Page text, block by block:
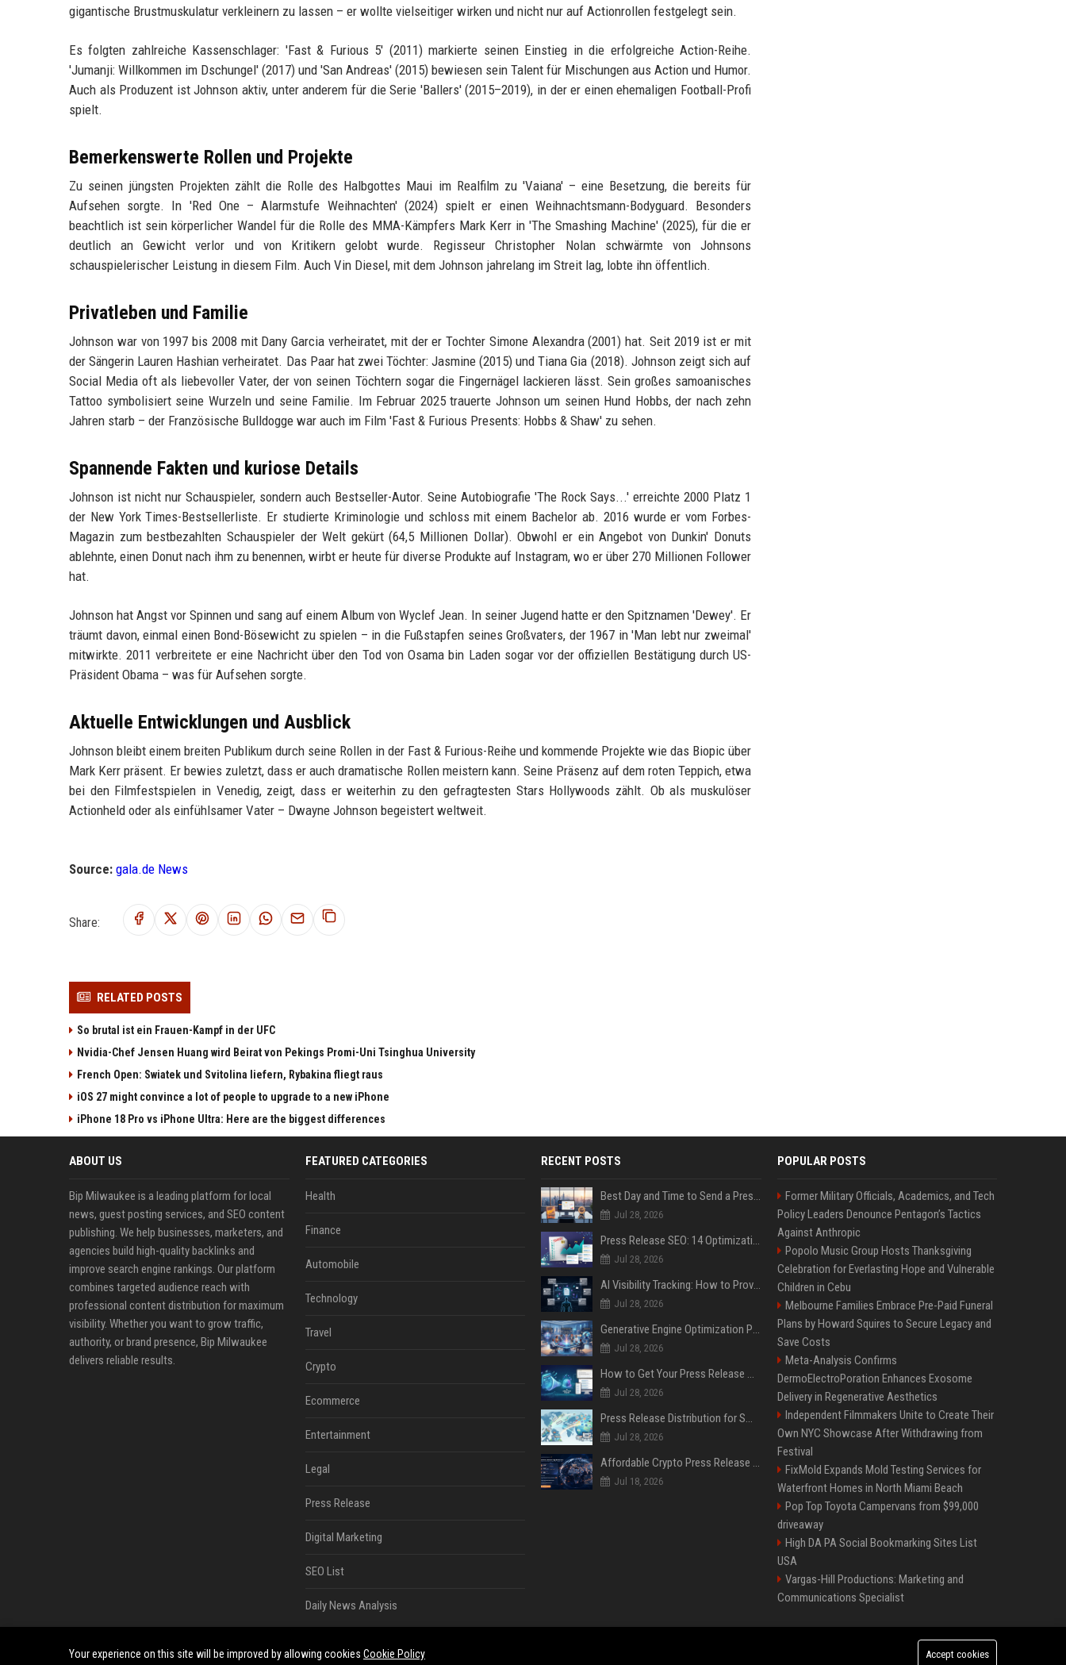
gigantische Brustmuskulatur verkleinern zu lassen – er wollte vielseitiger wirken und nicht nur auf Actionrollen festgelegt sein.
Es folgten zahlreiche Kassenschlager: 'Fast & Furious 5' (2011) markierte seinen Einstieg in die erfolgreiche Action-Reihe.
'Jumanji: Willkommen im Dschungel' (2017) und 'San Andreas' (2015) bewiesen sein Talent für Mischungen aus Action und Humor.
Auch als Produzent ist Johnson aktiv, unter anderem für die Serie 'Ballers' (2015–2019), in der er einen ehemaligen Football-Profi
spielt.
Bemerkenswerte Rollen und Projekte
Zu seinen jüngsten Projekten zählt die Rolle des Halbgottes Maui im Realfilm zu 'Vaiana' – eine Besetzung, die bereits für
Aufsehen sorgte. In 'Red One – Alarmstufe Weihnachten' (2024) spielt er einen Weihnachtsmann-Bodyguard. Besonders
beachtlich ist sein körperlicher Wandel für die Rolle des MMA-Kämpfers Mark Kerr in 'The Smashing Machine' (2025), für die er
deutlich an Gewicht verlor und von Kritikern gelobt wurde. Regisseur Christopher Nolan schwärmte von Johnsons
schauspielerischer Leistung in diesem Film. Auch Vin Diesel, mit dem Johnson jahrelang im Streit lag, lobte ihn öffentlich.
Privatleben und Familie
Johnson war von 1997 bis 2008 mit Dany Garcia verheiratet, mit der er Tochter Simone Alexandra (2001) hat. Seit 2019 ist er mit
der Sängerin Lauren Hashian verheiratet. Das Paar hat zwei Töchter: Jasmine (2015) und Tiana Gia (2018). Johnson zeigt sich auf
Social Media oft als liebevoller Vater, der von seinen Töchtern sogar die Fingernägel lackieren lässt. Sein großes samoanisches
Tattoo symbolisiert seine Wurzeln und seine Familie. Im Februar 2025 trauerte Johnson um seinen Hund Hobbs, der nach zehn
Jahren starb – der Französische Bulldogge war auch im Film 'Fast & Furious Presents: Hobbs & Shaw' zu sehen.
Spannende Fakten und kuriose Details
Johnson ist nicht nur Schauspieler, sondern auch Bestseller-Autor. Seine Autobiografie 'The Rock Says...' erreichte 2000 Platz 1
der New York Times-Bestsellerliste. Er studierte Kriminologie und schloss mit einem Bachelor ab. 2016 wurde er vom Forbes-
Magazin zum bestbezahlten Schauspieler der Welt gekürt (64,5 Millionen Dollar). Obwohl er ein Angebot von Dunkin' Donuts
ablehnte, einen Donut nach ihm zu benennen, wirbt er heute für diverse Produkte auf Instagram, wo er über 270 Millionen Follower
hat.
Johnson hat Angst vor Spinnen und sang auf einem Album von Wyclef Jean. In seiner Jugend hatte er den Spitznamen 'Dewey'. Er
träumt davon, einmal einen Bond-Bösewicht zu spielen – in die Fußstapfen seines Großvaters, der 1967 in 'Man lebt nur zweimal'
mitwirkte. 2011 verbreitete er eine Nachricht über den Tod von Osama bin Laden sogar vor der offiziellen Bestätigung durch US-
Präsident Obama – was für Aufsehen sorgte.
Aktuelle Entwicklungen und Ausblick
Johnson bleibt einem breiten Publikum durch seine Rollen in der Fast & Furious-Reihe und kommende Projekte wie das Biopic über
Mark Kerr präsent. Er bewies zuletzt, dass er auch dramatische Rollen meistern kann. Seine Präsenz auf dem roten Teppich, etwa
bei den Filmfestspielen in Venedig, zeigt, dass er weiterhin zu den gefragtesten Stars Hollywoods zählt. Ob als muskulöser
Actionheld oder als einfühlsamer Vater – Dwayne Johnson begeistert weltweit.
Source: gala.de News
Share:
RELATED POSTS
So brutal ist ein Frauen-Kampf in der UFC
Nvidia-Chef Jensen Huang wird Beirat von Pekings Promi-Uni Tsinghua University
French Open: Swiatek und Svitolina liefern, Rybakina fliegt raus
iOS 27 might convince a lot of people to upgrade to a new iPhone
iPhone 18 Pro vs iPhone Ultra: Here are the biggest differences
ABOUT US
Bip Milwaukee is a leading platform for local
news, guest posting services, and SEO content
publishing. We help businesses, marketers, and
agencies build high-quality backlinks and
improve search engine rankings. Our platform
combines targeted audience reach with
professional content distribution for maximum
visibility. Whether you want to grow traffic,
authority, or brand presence, Bip Milwaukee
delivers reliable results.
FEATURED CATEGORIES
Health
Finance
Automobile
Technology
Travel
Crypto
Ecommerce
Entertainment
Legal
Press Release
Digital Marketing
SEO List
Daily News Analysis
RECENT POSTS
Best Day and Time to Send a Press Release for Media Pick Up
Jul 28, 2026
Press Release SEO: 14 Optimizations That Actually Move Rankings
Jul 28, 2026
AI Visibility Tracking: How to Prove Your PR Got Cited
Jul 28, 2026
Generative Engine Optimization PR Starter Guide
Jul 28, 2026
How to Get Your Press Release Cited in Google AI Overviews
Jul 28, 2026
Press Release Distribution for Small Business Cheapest Path to Real Coverage
Jul 28, 2026
Affordable Crypto Press Release Distribution with Global Coverage
Jul 18, 2026
POPULAR POSTS
Former Military Officials, Academics, and Tech
Policy Leaders Denounce Pentagon’s Tactics
Against Anthropic
Popolo Music Group Hosts Thanksgiving
Celebration for Everlasting Hope and Vulnerable
Children in Cebu
Melbourne Families Embrace Pre-Paid Funeral
Plans by Howard Squires to Secure Legacy and
Save Costs
Meta-Analysis Confirms
DermoElectroPoration Enhances Exosome
Delivery in Regenerative Aesthetics
Independent Filmmakers Unite to Create Their
Own NYC Showcase After Withdrawing from
Festival
FixMold Expands Mold Testing Services for
Waterfront Homes in North Miami Beach
Pop Top Toyota Campervans from $99,000
driveaway
High DA PA Social Bookmarking Sites List
USA
Vargas-Hill Productions: Marketing and
Communications Specialist
©2026 Bip Milwaukee. All right reserved.
Your experience on this site will be improved by allowing cookies Cookie Policy Accept cookies